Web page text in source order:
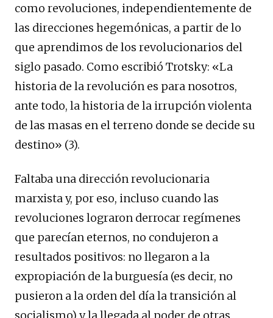
como revoluciones, independientemente de
las direcciones hegemónicas, a partir de lo
que aprendimos de los revolucionarios del
siglo pasado. Como escribió Trotsky: «La
historia de la revolución es para nosotros,
ante todo, la historia de la irrupción violenta
de las masas en el terreno donde se decide su
destino» (3).
Faltaba una dirección revolucionaria
marxista y, por eso, incluso cuando las
revoluciones lograron derrocar regímenes
que parecían eternos, no condujeron a
resultados positivos: no llegaron a la
expropiación de la burguesía (es decir, no
pusieron a la orden del día la transición al